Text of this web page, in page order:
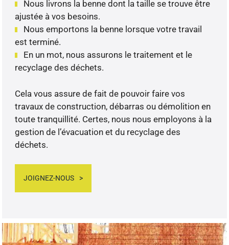
Nous livrons la benne dont la taille se trouve être
ajustée à vos besoins.
Nous emportons la benne lorsque votre travail
est terminé.
En un mot, nous assurons le traitement et le
recyclage des déchets.
Cela vous assure de fait de pouvoir faire vos
travaux de construction, débarras ou démolition en
toute tranquillité. Certes, nous nous employons à la
gestion de l’évacuation et du recyclage des
déchets.
JOIGNEZ-NOUS